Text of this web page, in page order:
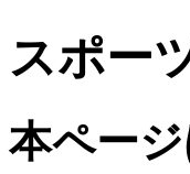
スポー
本ペー